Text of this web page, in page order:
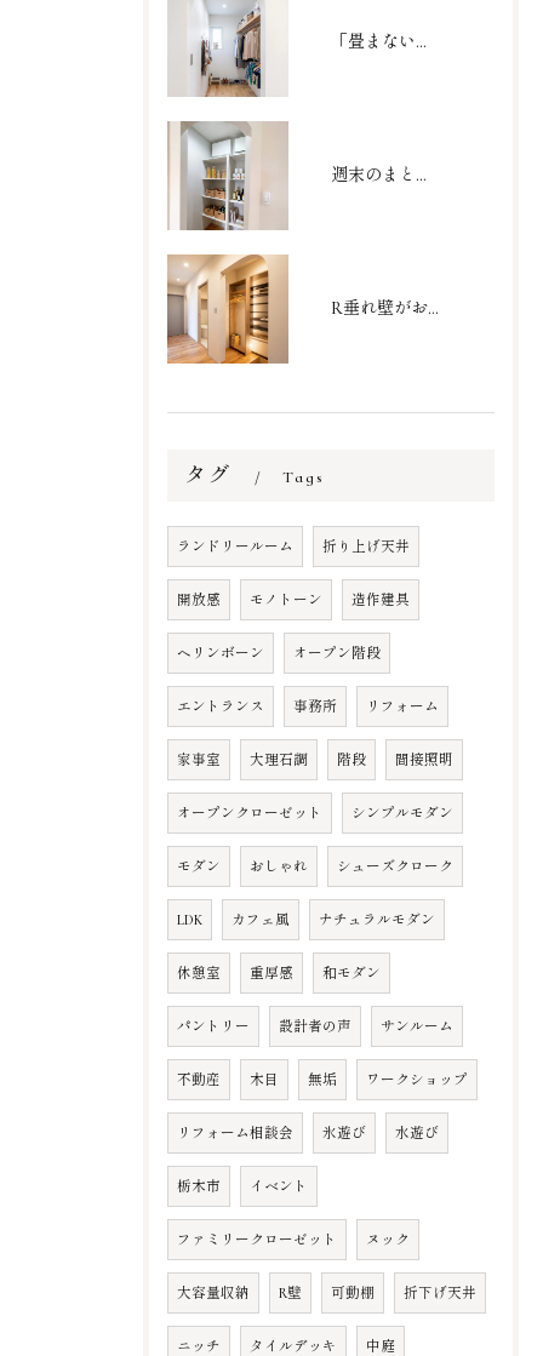
「畳まない収納」で家事を劇的時短！家族の衣類がまるごと収まるファミリークローゼット
週末のまとめ買いもスッキリ収まる大容量パントリー
R垂れ壁がおしゃれなシューズクローク
タグ Tags
ランドリールーム 折り上げ天井
開放感 モノトーン 造作建具
ヘリンボーン オープン階段
エントランス 事務所 リフォーム
家事室 大理石調 階段 間接照明
オープンクローゼット シンプルモダン
モダン おしゃれ シューズクローク
LDK カフェ風 ナチュラルモダン
休憩室 重厚感 和モダン
パントリー 設計者の声 サンルーム
不動産 木目 無垢 ワークショップ
リフォーム相談会 氷遊び 水遊び
栃木市 イベント
ファミリークローゼット ヌック
大容量収納 R壁 可動棚 折下げ天井
ニッチ タイルデッキ 中庭